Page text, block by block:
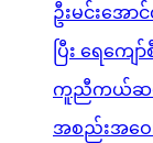
ဦးမင်းအော
ပြီး ရေကျ
ကူညီကယ်ဆယ်
အစည်းအဝ